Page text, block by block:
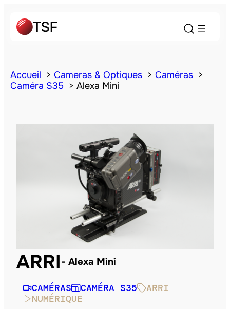
Accueil Cameras & Optiques
Caméras
Caméra S35
Alexa Mini
ARRI Alexa Mini
CAMÉRAS CAMÉRA S35
ARRI
NUMÉRIQUE